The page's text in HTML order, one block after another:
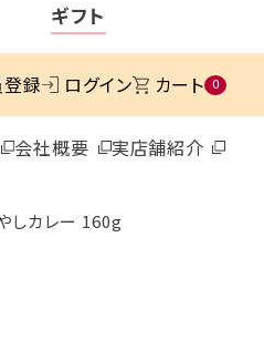
ギフト
録 ログイン カート 0
会社概要 実店舗紹介
しカレー 160g